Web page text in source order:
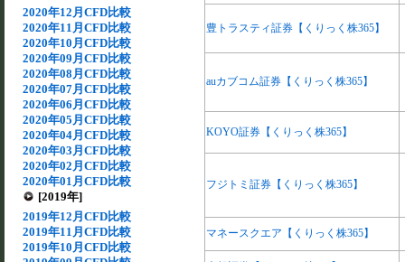
2020年12月CFD比較
2020年11月CFD比較
2020年10月CFD比較
2020年09月CFD比較
2020年08月CFD比較
2020年07月CFD比較
2020年06月CFD比較
2020年05月CFD比較
2020年04月CFD比較
2020年03月CFD比較
2020年02月CFD比較
2020年01月CFD比較
[2019年]
2019年12月CFD比較
2019年11月CFD比較
2019年10月CFD比較
豊トラスティ証券【くりっく株365】
auカブコム証券【くりっく株365】
KOYO証券【くりっく株365】
フジトミ証券【くりっく株365】
マネースクエア【くりっく株365】